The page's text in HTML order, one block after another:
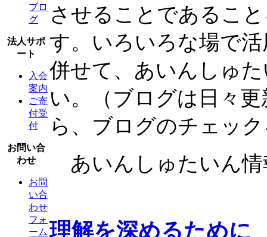
ブロ
グ
法人サポ
ート
入会
案内
ご寄
付受
付
お問い合
わせ
お問
い合
わせ
フォ
ーム
させることであるこ
す。いろいろな場で
併せて、あいんしゅ
い。（ブログは日々
ら、ブログのチェッ
あいんしゅたいん
理解を深めるために